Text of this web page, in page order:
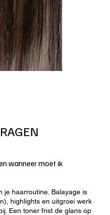
wanneer moet ik
je haarroutine. Balayage is
highlights en uitgroei werk
Een toner frist de glans op